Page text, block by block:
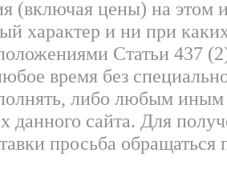
(включая цены) на этом
характер и ни при
Статьи 437
время без
либо любым
данного сайта. Для
просьба